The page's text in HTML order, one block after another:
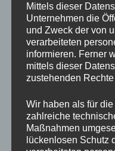
Mittels dieser
Unternehmen die
und Zweck der von
verarbeiteten
informieren. Ferner
mittels dieser
zustehenden
Wir haben als für
zahlreiche
Maßnahmen
lückenlosen Schutz